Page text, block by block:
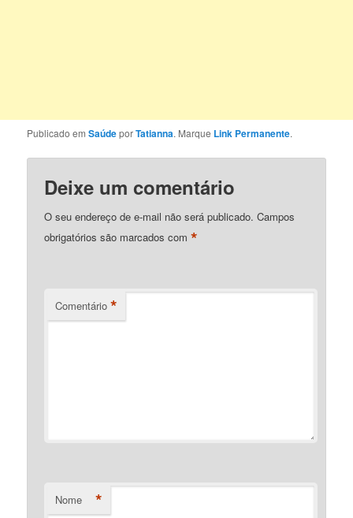
Publicado emSaúdeporTatianna. Marque Link Permanente.
Deixe um comentário
O seu endereço de e-mail não será publicado. Campos
obrigatórios são marcados com*
Comentário *
Nome *